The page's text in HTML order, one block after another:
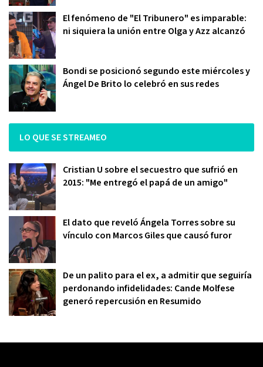
El fenómeno de "El Tribunero" es imparable:
ni siquiera la unión entre Olga y Azz alcanzó
Bondi se posicionó segundo este miércoles y
Ángel De Brito lo celebró en sus redes
LO QUE SE STREAMEO
Cristian U sobre el secuestro que sufrió en
2015: "Me entregó el papá de un amigo"
El dato que reveló Ángela Torres sobre su
vínculo con Marcos Giles que causó furor
De un palito para el ex, a admitir que seguiría
perdonando infidelidades: Cande Molfese
generó repercusión en Resumido